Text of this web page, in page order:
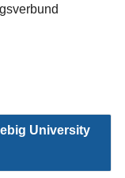
University